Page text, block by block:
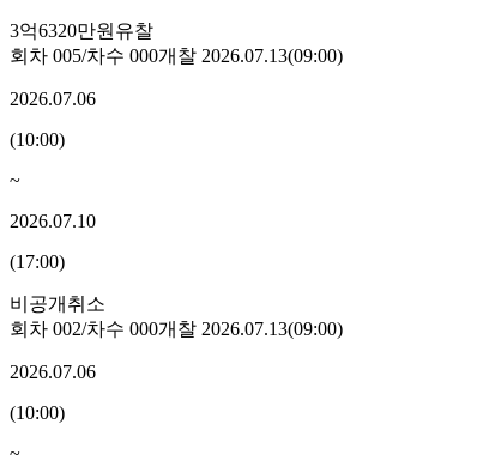
3억6320만원 유찰
회차 005/차수 000개찰 2026.07.13(09:00)
2026.07.06
(10:00)
~
2026.07.10
(17:00)
비공개 취소
회차 002/차수 000개찰 2026.07.13(09:00)
2026.07.06
(10:00)
~